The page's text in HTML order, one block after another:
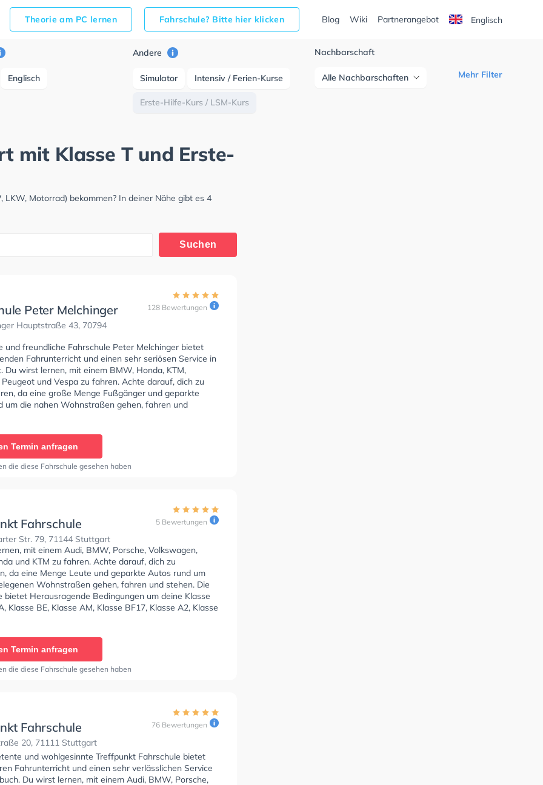
Theorie am PC lernen Fahrschule? Bitte hier klicken Blog Wiki Partnerangebot Englisch
Englisch
Andere
Simulator Intensiv / Ferien-Kurse
Erste-Hilfe-Kurs / LSM-Kurs
Nachbarschaft
Alle Nachbarschaften Mehr Filter
mit Klasse T und Erste-
Motorrad) bekommen? In deiner Nähe gibt es 4
Suchen
Peter Melchinger
Hauptstraße 43, 70794
128 Bewertungen
und freundliche Fahrschule Peter Melchinger bietet
Fahrunterricht und einen sehr seriösen Service in
Du wirst lernen, mit einem BMW, Honda, KTM,
und Vespa zu fahren. Achte darauf, dich zu
da eine große Menge Fußgänger und geparkte
um die nahen Wohnstraßen gehen, fahren und
Fahrschule bietet Herausragende Bedingungen um
B96, Klasse AM, Klasse BF17, Klasse A2, Klasse C1,
Klasse C, Klasse CE, Klasse L und Klasse T zu
Erste-Hilfe-Kurs in der Schule. Letzte Bewertung:
Fahrlehrer . Man bekommt sehr schnell
Termin anfragen
die diese Fahrschule gesehen haben
Fahrschule
Str. 79, 71144 Stuttgart
5 Bewertungen
mit einem Audi, BMW, Porsche, Volkswagen,
und KTM zu fahren. Achte darauf, dich zu
da eine Menge Leute und geparkte Autos rund um
Wohnstraßen gehen, fahren und stehen. Die
bietet Herausragende Bedingungen um deine Klasse
Klasse BE, Klasse AM, Klasse BF17, Klasse A2, Klasse
C1E, Klasse C, Klasse CE, Klasse L und Klasse T zu
meine Prüfung der Führerscheinklasse C
Mit Uli hat es immer großen Spaß gemacht und er hat
auf die Prüfung vorbereitet. Letztendlich war jede
mit Uli herausfordernder als die Prüfung. :) Danke Uli
Termin anfragen
die diese Fahrschule gesehen haben
Fahrschule
20, 71111 Stuttgart
76 Bewertungen
und wohlgesinnte Treffpunkt Fahrschule bietet
Fahrunterricht und einen sehr verlässlichen Service
Du wirst lernen, mit einem Audi, BMW, Porsche,